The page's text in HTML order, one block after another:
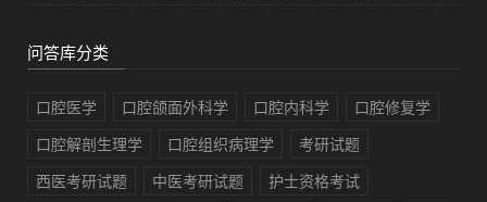
问答库分类
口腔医学 口腔颌面外科学 口腔内科学
口腔修复学
口腔解剖生理学
口腔组织病理学
考研试题
西医考研试题
中医考研试题
护士资格考试